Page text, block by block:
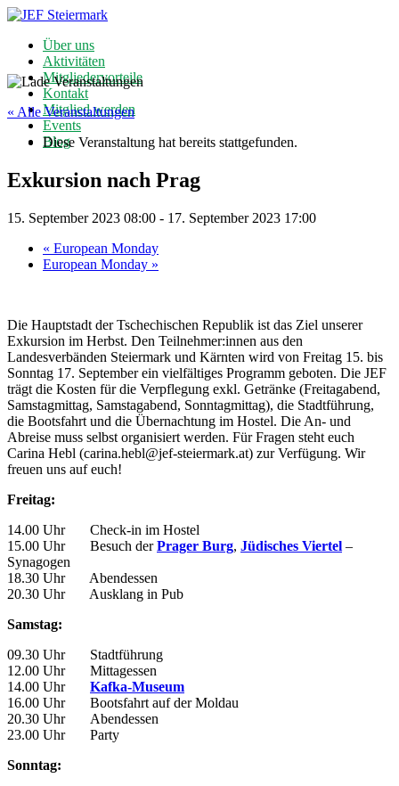
Über uns
Aktivitäten
Mitgliedervorteile
Kontakt
Mitglied werden
Events
Blog
« Alle Veranstaltungen
Diese Veranstaltung hat bereits stattgefunden.
Exkursion nach Prag
15. September 2023 08:00 - 17. September 2023 17:00
« European Monday
European Monday »
Die Hauptstadt der Tschechischen Republik ist das Ziel unserer
Exkursion im Herbst. Den Teilnehmer:innen aus den
Landesverbänden Steiermark und Kärnten wird von Freitag 15. bis
Sonntag 17. September ein vielfältiges Programm geboten. Die JEF
trägt die Kosten für die Verpflegung exkl. Getränke (Freitagabend,
Samstagmittag, Samstagabend, Sonntagmittag), die Stadtführung,
die Bootsfahrt und die Übernachtung im Hostel. Die An- und
Abreise muss selbst organisiert werden. Für Fragen steht euch
Carina Hebl (carina.hebl@jef-steiermark.at) zur Verfügung. Wir
freuen uns auf euch!
Freitag:
14.00 Uhr Check-in im Hostel
15.00 Uhr Besuch derPrager Burg, Jüdisches Viertel –
Synagogen
18.30 Uhr Abendessen
20.30 Uhr Ausklang in Pub
Samstag:
09.30 Uhr Stadtführung
12.00 Uhr Mittagessen
14.00 Uhr Kafka-Museum
16.00 Uhr Bootsfahrt auf der Moldau
20.30 Uhr Abendessen
23.00 Uhr Party
Sonntag: